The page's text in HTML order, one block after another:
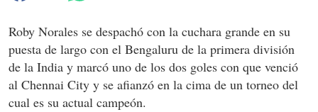
Roby Norales se despachó con la cuchara grande en su
puesta de largo con el Bengaluru de la primera división
de la India y marcó uno de los dos goles con que venció
al Chennai City y se afianzó en la cima de un torneo del
cual es su actual campeón.